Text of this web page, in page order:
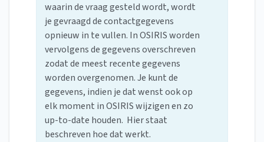
waarin de vraag gesteld wordt, wordt
je gevraagd de contactgegevens
opnieuw in te vullen. In OSIRIS worden
vervolgens de gegevens overschreven
zodat de meest recente gegevens
worden overgenomen. Je kunt de
gegevens, indien je dat wenst ook op
elk moment in OSIRIS wijzigen en zo
up-to-date houden. Hier staat
beschreven hoe dat werkt.